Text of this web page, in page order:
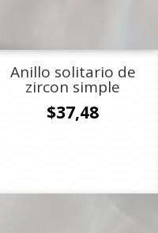
Anillo solitario de
zircon simple
$37,48